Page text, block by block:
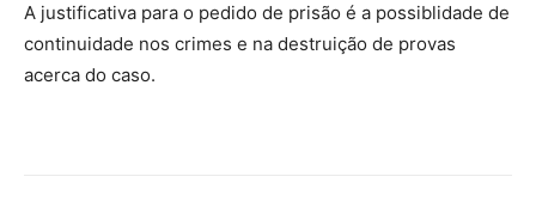
A justificativa para o pedido de prisão é a possiblidade de
continuidade nos crimes e na destruição de provas
acerca do caso.